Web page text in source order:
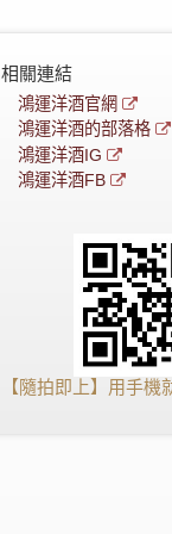
相關連結
鴻運洋酒官網
鴻運洋酒的部落格
鴻運洋酒IG
鴻運洋酒FB
【隨拍即上】用手機